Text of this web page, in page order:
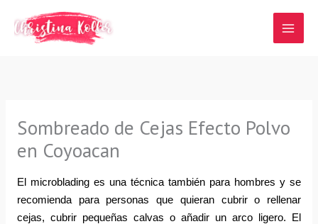
contenido
Sombreado de Cejas Efecto Polvo
en Coyoacan
El microblading es una técnica también para hombres y se
recomienda para personas que quieran cubrir o rellenar
cejas, cubrir pequeñas calvas o añadir un arco ligero. El